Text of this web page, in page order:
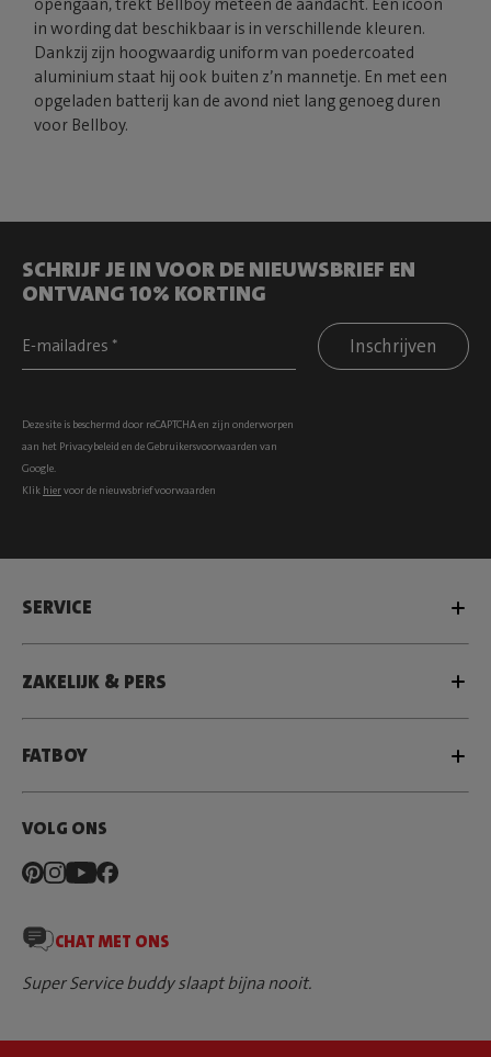
opengaan, trekt Bellboy meteen de aandacht. Een icoon
in wording dat beschikbaar is in verschillende kleuren.
Dankzij zijn hoogwaardig uniform van poedercoated
aluminium staat hij ook buiten z’n mannetje. En met een
opgeladen batterij kan de avond niet lang genoeg duren
voor Bellboy.
SCHRIJF JE IN VOOR DE NIEUWSBRIEF EN
ONTVANG 10% KORTING
Inschrijven
Deze site is beschermd door reCAPTCHA en zijn onderworpen
aan het Privacybeleid en deGebruikersvoorwaarden van
Google.
Klik hiervoor de nieuwsbrief voorwaarden
SERVICE
ZAKELIJK & PERS
FATBOY
VOLG ONS
CHAT MET ONS
Super Service buddy slaapt bijna nooit.